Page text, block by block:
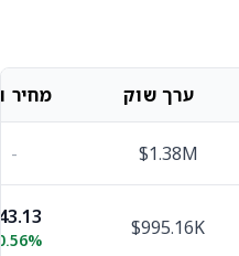
ערך שוק מחיר
$1.38M
-
$995.16K